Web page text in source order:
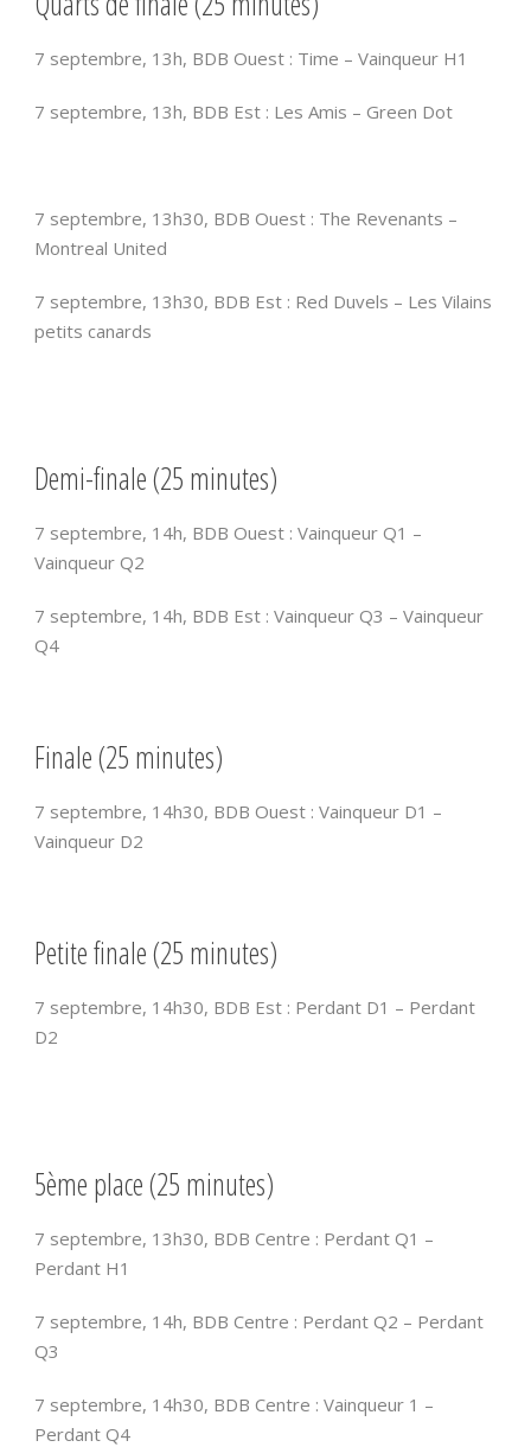
7 septembre, 13h, BDB Ouest : Time – Vainqueur H1
7 septembre, 13h, BDB Est : Les Amis – Green Dot
7 septembre, 13h30, BDB Ouest : The Revenants –
Montreal United
7 septembre, 13h30, BDB Est : Red Duvels – Les Vilains
petits canards
Demi-finale (25 minutes)
7 septembre, 14h, BDB Ouest : Vainqueur Q1 –
Vainqueur Q2
7 septembre, 14h, BDB Est : Vainqueur Q3 – Vainqueur
Q4
Finale (25 minutes)
7 septembre, 14h30, BDB Ouest : Vainqueur D1 –
Vainqueur D2
Petite finale (25 minutes)
7 septembre, 14h30, BDB Est : Perdant D1 – Perdant
D2
5ème place (25 minutes)
7 septembre, 13h30, BDB Centre : Perdant Q1 –
Perdant H1
7 septembre, 14h, BDB Centre : Perdant Q2 – Perdant
Q3
7 septembre, 14h30, BDB Centre : Vainqueur 1 –
Perdant Q4